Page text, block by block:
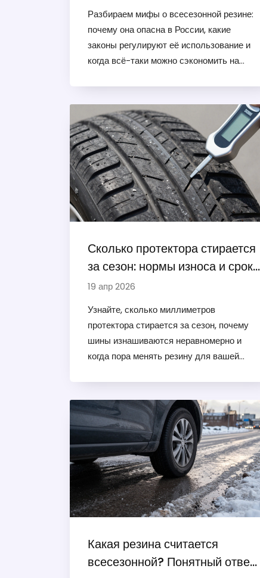
Разбираем мифы о всесезонной резине:
почему она опасна в России, какие
законы регулируют её использование и
когда всё-таки можно сэкономить на
Сколько протектора стирается
за сезон: нормы износа и сроки
замены шин
19 апр 2026
Узнайте, сколько миллиметров
протектора стирается за сезон, почему
шины изнашиваются неравномерно и
когда пора менять резину для вашей
Какая резина считается
всесезонной? Понятный ответ